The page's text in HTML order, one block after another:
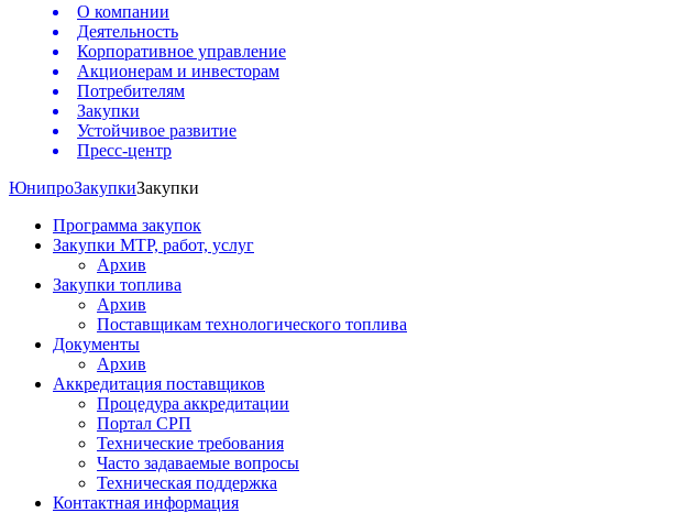
О компании
Деятельность
Корпоративное управление
Акционерам и инвесторам
Потребителям
Закупки
Устойчивое развитие
Пресс-центр
ЮнипроЗакупкиЗакупки
Программа закупок
Закупки МТР, работ, услуг
Архив
Закупки топлива
Архив
Поставщикам технологического топлива
Документы
Архив
Аккредитация поставщиков
Процедура аккредитации
Портал СРП
Технические требования
Часто задаваемые вопросы
Техническая поддержка
Контактная информация